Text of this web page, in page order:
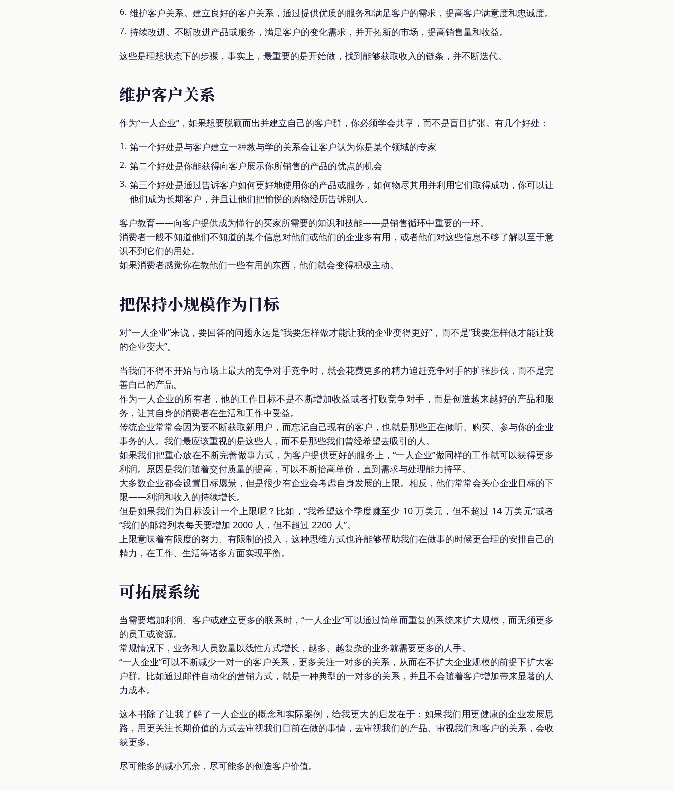
维护客户关系。建立良好的客户关系，通过提供优质的服务和满足客户的需求，提高客户满意度和忠诚度。
持续改进。不断改进产品或服务，满足客户的变化需求，并开拓新的市场，提高销售量和收益。
这些是理想状态下的步骤，事实上，最重要的是开始做，找到能够获取收入的链条，并不断迭代。
维护客户关系
作为“一人企业”，如果想要脱颖而出并建立自己的客户群，你必须学会共享，而不是盲目扩张。有几个好处：
第一个好处是与客户建立一种教与学的关系会让客户认为你是某个领域的专家
第二个好处是你能获得向客户展示你所销售的产品的优点的机会
第三个好处是通过告诉客户如何更好地使用你的产品或服务，如何物尽其用并利用它们取得成功，你可以让
他们成为长期客户，并且让他们把愉悦的购物经历告诉别人。
客户教育——向客户提供成为懂行的买家所需要的知识和技能——是销售循环中重要的一环。
消费者一般不知道他们不知道的某个信息对他们或他们的企业多有用，或者他们对这些信息不够了解以至于意
识不到它们的用处。
如果消费者感觉你在教他们一些有用的东西，他们就会变得积极主动。
把保持小规模作为目标
对“一人企业”来说，要回答的问题永远是“我要怎样做才能让我的企业变得更好”，而不是“我要怎样做才能让我
的企业变大”。
当我们不得不开始与市场上最大的竞争对手竞争时，就会花费更多的精力追赶竞争对手的扩张步伐，而不是完
善自己的产品。
作为一人企业的所有者，他的工作目标不是不断增加收益或者打败竞争对手，而是创造越来越好的产品和服
务，让其自身的消费者在生活和工作中受益。
传统企业常常会因为要不断获取新用户，而忘记自己现有的客户，也就是那些正在倾听、购买、参与你的企业
事务的人。我们最应该重视的是这些人，而不是那些我们曾经希望去吸引的人。
如果我们把重心放在不断完善做事方式，为客户提供更好的服务上，“一人企业”做同样的工作就可以获得更多
利润。原因是我们随着交付质量的提高，可以不断抬高单价，直到需求与处理能力持平。
大多数企业都会设置目标愿景，但是很少有企业会考虑自身发展的上限。相反，他们常常会关心企业目标的下
限——利润和收入的持续增长。
但是如果我们为目标设计一个上限呢？比如，“我希望这个季度赚至少 10 万美元，但不超过 14 万美元”或者
“我们的邮箱列表每天要增加 2000 人，但不超过 2200 人”。
上限意味着有限度的努力、有限制的投入，这种思维方式也许能够帮助我们在做事的时候更合理的安排自己的
精力，在工作、生活等诸多方面实现平衡。
可拓展系统
当需要增加利润、客户或建立更多的联系时，“一人企业”可以通过简单而重复的系统来扩大规模，而无须更多
的员工或资源。
常规情况下，业务和人员数量以线性方式增长，越多、越复杂的业务就需要更多的人手。
“一人企业”可以不断减少一对一的客户关系，更多关注一对多的关系，从而在不扩大企业规模的前提下扩大客
户群。比如通过邮件自动化的营销方式，就是一种典型的一对多的关系，并且不会随着客户增加带来显著的人
力成本。
这本书除了让我了解了一人企业的概念和实际案例，给我更大的启发在于：如果我们用更健康的企业发展思
路，用更关注长期价值的方式去审视我们目前在做的事情，去审视我们的产品、审视我们和客户的关系，会收
获更多。
尽可能多的减小冗余，尽可能多的创造客户价值。